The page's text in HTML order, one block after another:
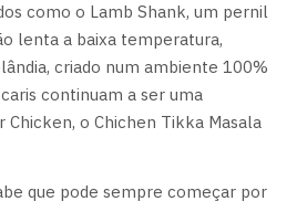
como o Lamb Shank, um pernil
lenta a baixa temperatura,
criado num ambiente 100%
continuam a ser uma
o Chichen Tikka Masala
que pode sempre começar por